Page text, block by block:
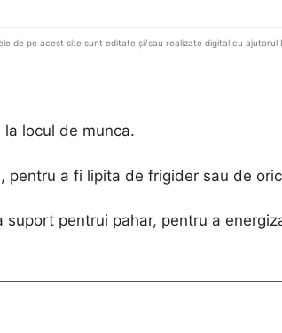
de pe acest site sunt editate și/sau realizate digital cu ajutorul
la locul de munca.
pentru a fi lipita de frigider sau de
pentrui pahar, pentru a